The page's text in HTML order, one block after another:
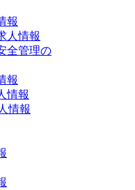
報
人情報
全管理の
報
情報
情報